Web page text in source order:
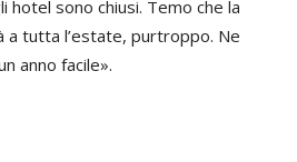
sono chiusi. Temo che la
a tutta l’estate, purtroppo. Ne
anno facile».